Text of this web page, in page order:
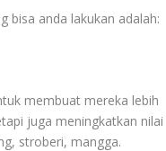
bisa anda lakukan adalah:
membuat mereka lebih
juga meningkatkan nilai
stroberi, mangga.